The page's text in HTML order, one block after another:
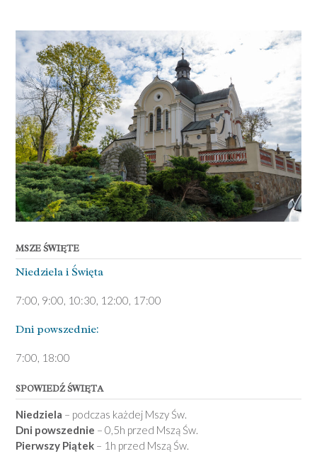
MSZE ŚWIĘTE
Niedziela ­i Święta
7:00, 9:00, 10:30, 12:00, 17:00
Dni pows­zednie:
7­:00, 18:00­
SPOWIEDŹ ŚWIĘTA
Niedziela – podczas każdej Mszy Św.
Dni powszednie – 0,5h przed Mszą Św.
Pierwszy Piątek – 1h przed Mszą Św.